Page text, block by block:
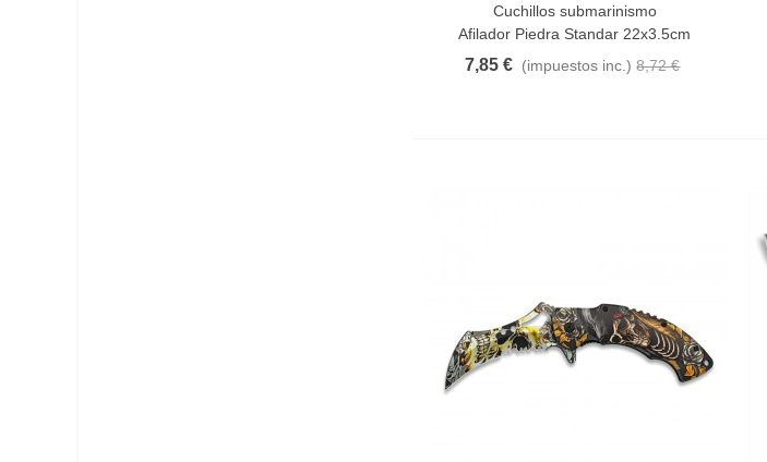
Añadir Al Carrito
Cuchillos submarinismo
Afilador Piedra Standar 22x3.5cm
7,85 € (impuestos inc.) 8,72 €